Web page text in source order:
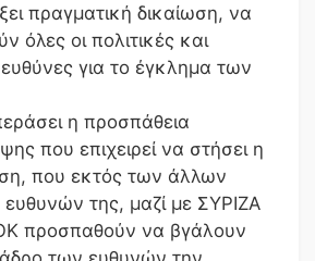
πραγματική δικαίωση, να
όλες οι πολιτικές και
ευθύνες για το έγκλημα των
η προσπάθεια
που επιχειρεί να στήσει η
που εκτός των άλλων
της, μαζί με ΣΥΡΙΖΑ
προσπαθούν να βγάλουν